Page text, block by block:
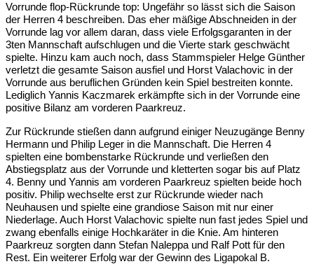
Vorrunde flop-Rückrunde top: Ungefähr so lässt sich die Saison
der Herren 4 beschreiben. Das eher mäßige Abschneiden in der
Vorrunde lag vor allem daran, dass viele Erfolgsgaranten in der
3ten Mannschaft aufschlugen und die Vierte stark geschwächt
spielte. Hinzu kam auch noch, dass Stammspieler Helge Günther
verletzt die gesamte Saison ausfiel und Horst Valachovic in der
Vorrunde aus beruflichen Gründen kein Spiel bestreiten konnte.
Lediglich Yannis Kaczmarek erkämpfte sich in der Vorrunde eine
positive Bilanz am vorderen Paarkreuz.
Zur Rückrunde stießen dann aufgrund einiger Neuzugänge Benny
Hermann und Philip Leger in die Mannschaft. Die Herren 4
spielten eine bombenstarke Rückrunde und verließen den
Abstiegsplatz aus der Vorrunde und kletterten sogar bis auf Platz
4. Benny und Yannis am vorderen Paarkreuz spielten beide hoch
positiv. Philip wechselte erst zur Rückrunde wieder nach
Neuhausen und spielte eine grandiose Saison mit nur einer
Niederlage. Auch Horst Valachovic spielte nun fast jedes Spiel und
zwang ebenfalls einige Hochkaräter in die Knie. Am hinteren
Paarkreuz sorgten dann Stefan Naleppa und Ralf Pott für den
Rest. Ein weiterer Erfolg war der Gewinn des Ligapokal B.